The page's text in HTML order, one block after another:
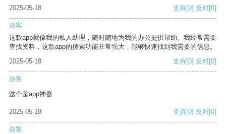
2025-05-18
支持[0] 反对[0]
游客
这款app就像我的私人助理，随时随地为我的办公提供帮助。我经常需要
查找资料，这款app的搜索功能非常强大，能够快速找到我需要的信息。
2025-05-18
支持[0] 反对[0]
游客
这个是app神器
2025-05-18 支持[0] 反对[0]
游客